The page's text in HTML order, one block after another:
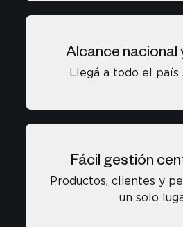
Alcance nacional
Llegá a todo el país
Fácil gestión
Productos, clientes y
un solo